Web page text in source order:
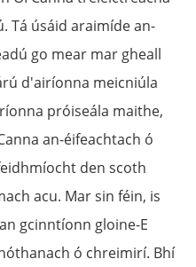
Tá úsáid araimíde an-
go mear mar gheall
d'airíonna meicniúla
próiseála maithe,
an-éifeachtach ó
den scoth
acu. Mar sin féin, is
gcinntíonn gloine-E
ó chreimirí. Bhí